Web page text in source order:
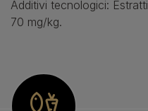
Additivi tecnologici:
70 mg/kg.